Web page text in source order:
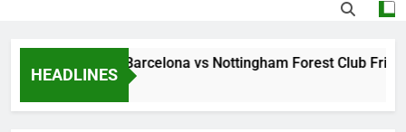
HEADLINES
Jalalive Barcelona vs Nottingham Forest Club
Ago